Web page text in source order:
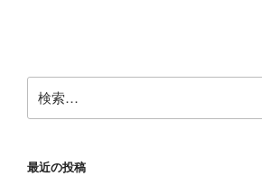
シ
ョ
索:
最近の投稿